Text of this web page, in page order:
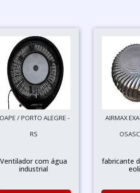
/ PORTO ALEGRE -
RS
Ventilador com água
industrial
AIRMAX
fabricante